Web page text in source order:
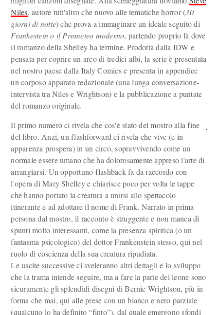
Niles, autore tutt'altro che nuovo alle tematiche horror (30
giorni di notte) che prova a immaginare un ideale seguito di
Frankestein o il Prometeo moderno, partendo proprio là dove
il romanzo della Shelley ha termine. Prodotta dalla IDW e
pensata per coprire un arco di tredici albi, la serie è presentata
nel nostro paese dalla Italy Comics e presenta in appendice
un corposo apparato redazionale (una lunga conversazione-
intervista tra Niles e Wrightson) e la pubblicazione a puntate
del romanzo originale.
Il primo numero ci rivela che cos'è stato del mostro alla fine
del libro. Anzi, un flashforward ci rivela che vive (e in
apparenza prospera) in un circo, sopravvivendo come un
normale essere umano che ha dolorosamente appreso l'arte di
arrangiarsi. Un opportuno flashback fa da raccordo con
l'opera di Mary Shelley e chiarisce poco per volta le tappe
che hanno portato la creatura a unirsi allo spettacolo
itinerante e ad adottare il nome di Frank. Narrato in prima
persona dal mostro, il racconto è struggente e non manca di
spunti molto interessanti, come la presenza spiritica (o un
fantasma psicologico) del dottor Frankenstein stesso, qui nel
ruolo di coscienza della sua creatura ripudiata.
Le uscite successive ci sveleranno altri dettagli e lo sviluppo
che la trama intende seguire, ma a fare la parte del leone sono
sicuramente gli splendidi disegni di Bernie Wrightson, più in
forma che mai, qui alle prese con un bianco e nero parziale
(qualcuno lo ha definito “finto”), dal quale emergono sfondi